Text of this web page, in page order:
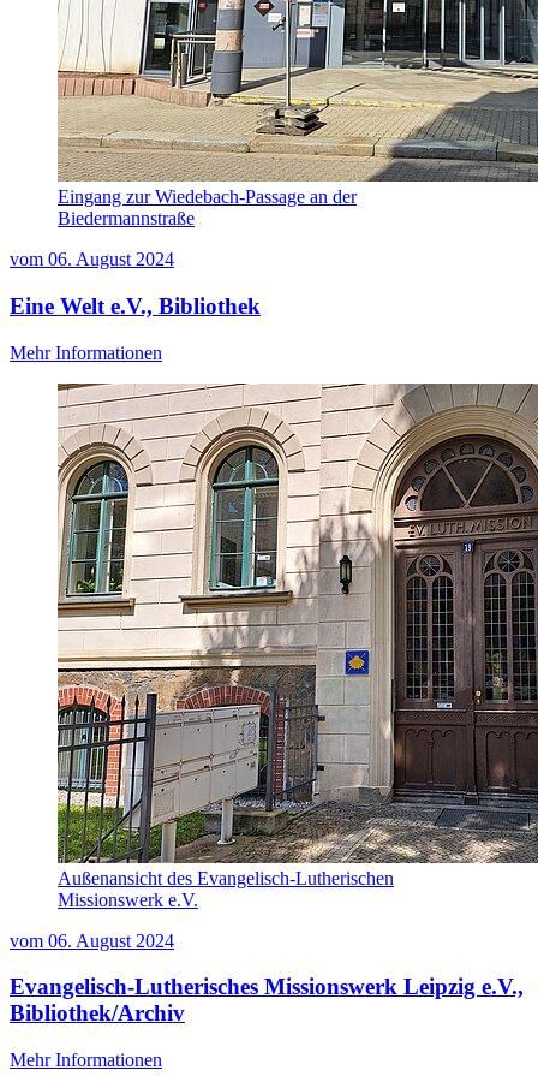
Eingang zur Wiedebach-Passage an der
Biedermannstraße
vom 06. August 2024
Eine Welt e.V., Bibliothek
Mehr Informationen
Außenansicht des Evangelisch-Lutherischen
Missionswerk e.V.
vom 06. August 2024
Evangelisch-Lutherisches Missionswerk Leipzig e.V.,
Bibliothek/Archiv
Mehr Informationen